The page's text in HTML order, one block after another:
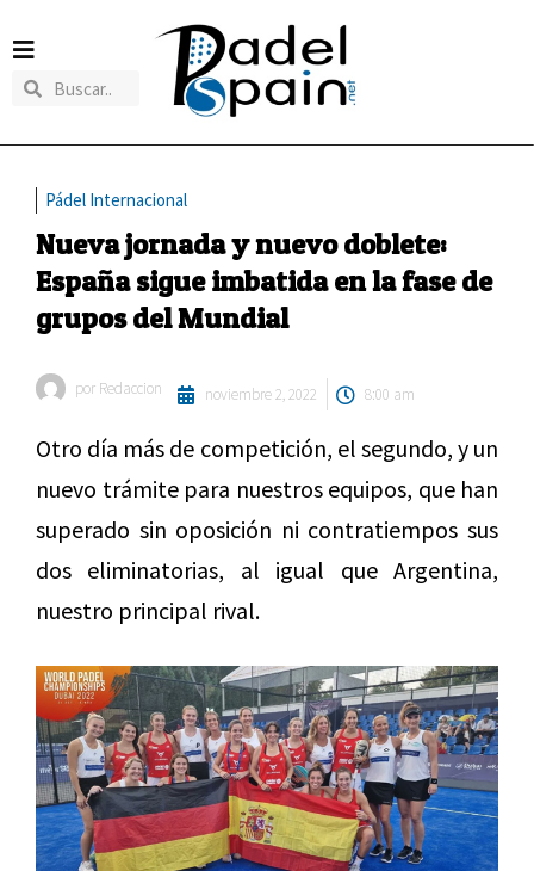
Pádel Internacional
Nueva jornada y nuevo doblete:
España sigue imbatida en la fase de
grupos del Mundial
por Redaccion noviembre 2, 2022 8:00 am
Otro día más de competición, el segundo, y un
nuevo trámite para nuestros equipos, que han
superado sin oposición ni contratiempos sus
dos eliminatorias, al igual que Argentina,
nuestro principal rival.